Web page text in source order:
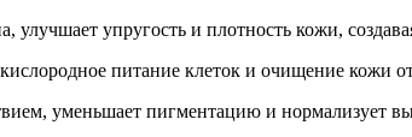
улучшает упругость и плотность кожи,
питание клеток и очищение кожи
уменьшает пигментацию и нормализует